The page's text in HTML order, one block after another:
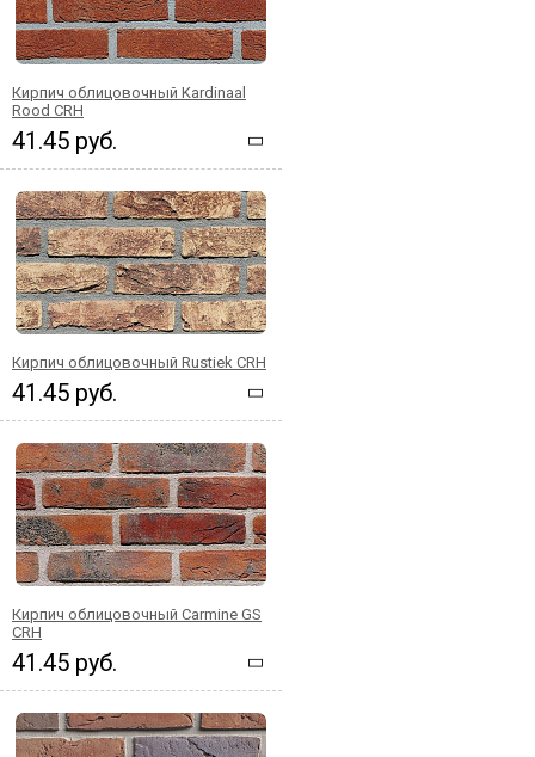
Кирпич облицовочный Kardinaal
Rood CRH
41.45 руб.
Кирпич облицовочный Rustiek CRH
41.45 руб.
Кирпич облицовочный Carmine GS
CRH
41.45 руб.